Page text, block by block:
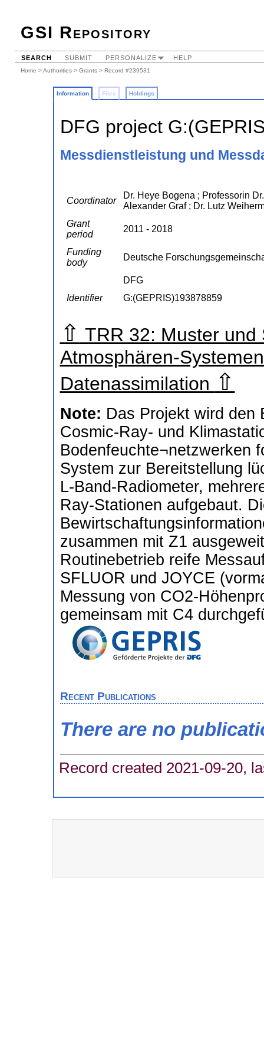
GSI Repository
SEARCH SUBMIT PERSONALIZE HELP
Home >Authorities > Grants > Record #239531
Information Files Holdings
DFG project
Messdienstleistung und
Coordinator
Dr. Heye Bogena ; Professorin
Alexander Graf ; Dr. Lutz
Grant
period
2011 - 2018
Funding
body
Deutsche
DFG
Identifier
G:(GEPRIS)193878859
⇧ TRR 32: Muster und
Atmosphären-
Datenassimilation ⇧
Note: Das Projekt wird den
Cosmic-Ray- und
Bodenfeuchte¬netzwerken
System zur Bereitstellung
L-Band-Radiometer,
Ray-Stationen aufgebaut.
zusammen mit Z1
Routinebetrieb reife
SFLUOR und JOYCE
Messung von CO2-
gemeinsam mit C4
Recent Publications
There are no
Record created 2021-09-20,